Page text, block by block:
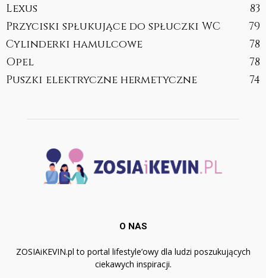
Lexus
83
Przyciski spłukujące do spłuczki WC
79
Cylinderki hamulcowe
78
Opel
78
Puszki elektryczne hermetyczne
74
O NAS
ZOSIAiKEVIN.pl to portal lifestyle’owy dla ludzi poszukujących
ciekawych inspiracji.